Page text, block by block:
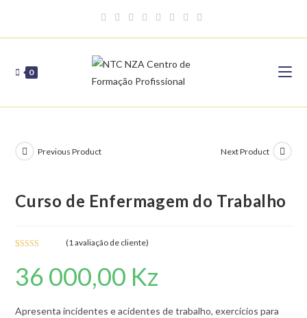
content
0
Previous Product Next Product
Curso de Enfermagem do Trabalho
do com
4.00 em 5
em
(1 avaliação de cliente)
36 000,00 Kz
Apresenta incidentes e acidentes de trabalho, exercícios para